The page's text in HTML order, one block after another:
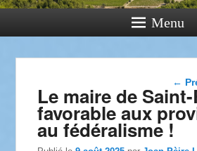
Menu
←
Le maire de
favorable aux
au fédéralisme !